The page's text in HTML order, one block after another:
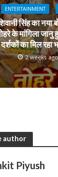
ENTERTAINMENT
सिंह का नया
के मांगिला जानु
दर्शकों का मिल रहा
2 weeks ago
author
Piyush